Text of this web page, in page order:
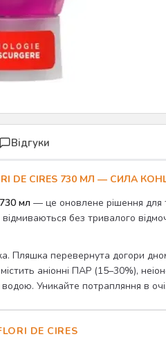
Відгуки
DE CIRES 730 МЛ — СИЛА
мл — це оновлене рішення для
відмиваються без тривалого
Пляшка перевернута догори
аніонні ПАР (15–30%),
Уникайте потрапляння в
DE CIRES